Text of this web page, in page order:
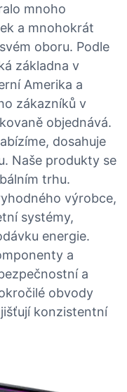
mnoho
a mnohokrát
oboru. Podle
základna v
Amerika a
zákazníků v
objednává.
dosahuje
Naše produkty se
trhu.
výrobce,
systémy,
energie.
a
a
obvody
konzistentní